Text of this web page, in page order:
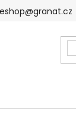
eshop@granat.cz